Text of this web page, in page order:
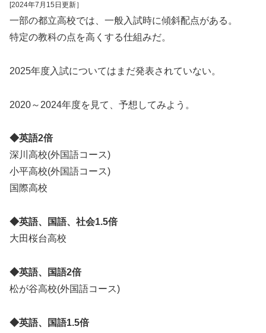
[2024年7月15日更新］
一部の都立高校では、一般入試時に傾斜配点がある。
特定の教科の点を高くする仕組みだ。
2025年度入試についてはまだ発表されていない。
2020～2024年度を見て、予想してみよう。
◆英語2倍
深川高校(外国語コース)
小平高校(外国語コース)
国際高校
◆英語、国語、社会1.5倍
大田桜台高校
◆英語、国語2倍
松が谷高校(外国語コース)
◆英語、国語1.5倍